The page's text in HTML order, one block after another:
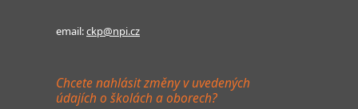
email:ckp@npi.cz
Chcete nahlásit změny v uvedených
údajích o školách a oborech?